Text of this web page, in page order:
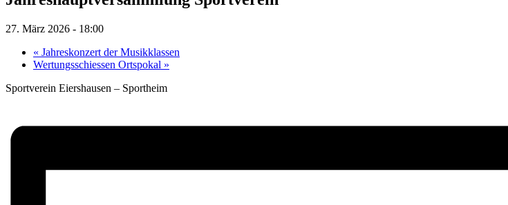
27. März 2026 - 18:00
« Jahreskonzert der Musikklassen
Wertungsschiessen Ortspokal »
Sportverein Eiershausen – Sportheim